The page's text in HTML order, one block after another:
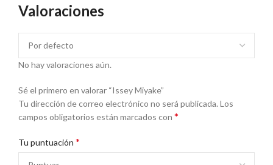
Valoraciones
No hay valoraciones aún.
Sé el primero en valorar “Issey Miyake”
Tu dirección de correo electrónico no será publicada. Los
campos obligatorios están marcados con *
Tu puntuación *